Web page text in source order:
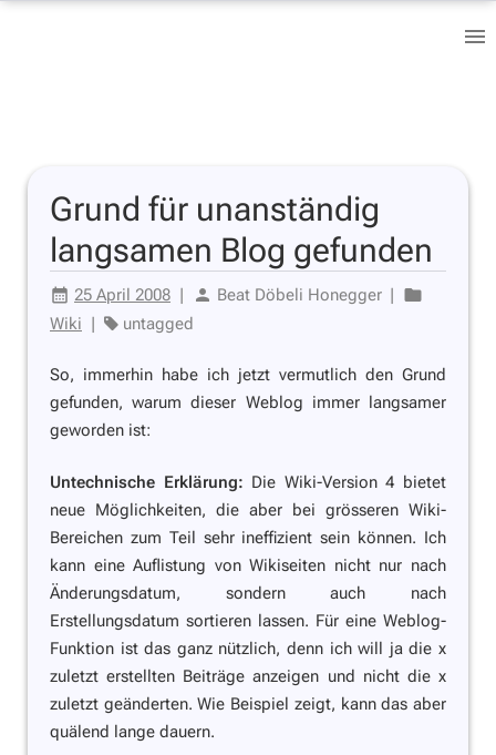
Grund für unanständig
langsamen Blog gefunden
25 April 2008 | Beat Döbeli Honegger |
Wiki | untagged
So, immerhin habe ich jetzt vermutlich den Grund
gefunden, warum dieser Weblog immer langsamer
geworden ist:
Untechnische Erklärung: Die Wiki-Version 4 bietet
neue Möglichkeiten, die aber bei grösseren Wiki-
Bereichen zum Teil sehr ineffizient sein können. Ich
kann eine Auflistung von Wikiseiten nicht nur nach
Änderungsdatum, sondern auch nach
Erstellungsdatum sortieren lassen. Für eine Weblog-
Funktion ist das ganz nützlich, denn ich will ja die x
zuletzt erstellten Beiträge anzeigen und nicht die x
zuletzt geänderten. Wie Beispiel zeigt, kann das aber
quälend lange dauern.